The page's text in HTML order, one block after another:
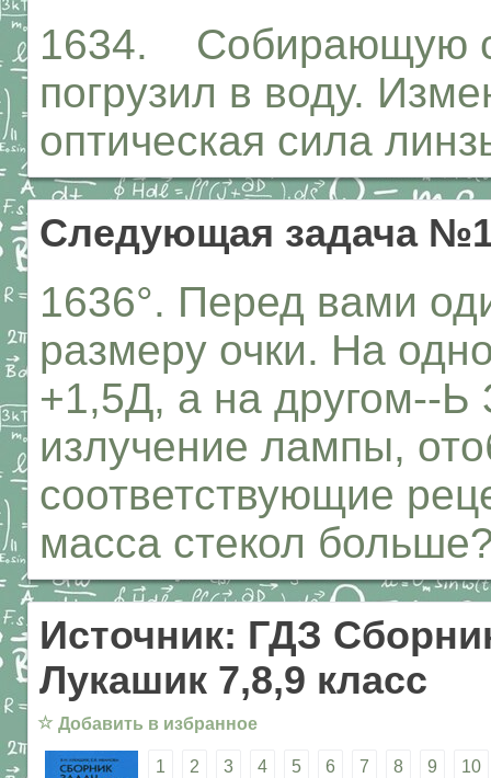
1634. Собирающую
погрузил в воду.
оптическая сила
Следующая задача
1636°. Перед вами
размеру очки. На
+1,5Д, а на другом--Ь
излучение лампы,
соответствующие
масса стекол
Источник: ГДЗ
Лукашик 7,8,9 класс
☆ Добавить в избранное
1 2 3 4 5 6 7 8 9 10